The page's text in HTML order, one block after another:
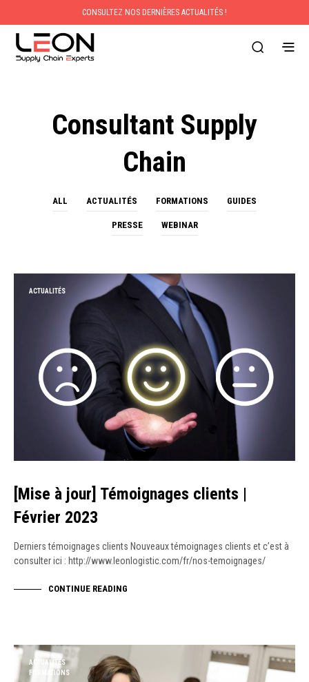
CONSULTEZ NOS DERNIÈRES ACTUALITÉS !
Consultant Supply
Chain
ALL ACTUALITÉS FORMATIONS GUIDES
PRESSE WEBINAR
ACTUALITÉS
[Mise à jour] Témoignages clients |
Février 2023
Derniers témoignages clients Nouveaux témoignages clients et c’est à
consulter ici : http://www.leonlogistic.com/fr/nos-temoignages/
CONTINUE READING
ACTUALITÉS
FORMATIONS